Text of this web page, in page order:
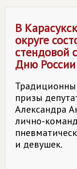
В
округе
стендовой
Дню России
призы
Александра
лично-
и девушек.